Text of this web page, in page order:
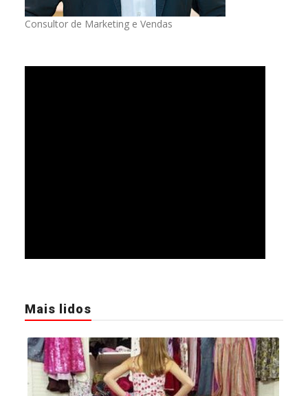
Consultor de Marketing e Vendas
Mais lidos